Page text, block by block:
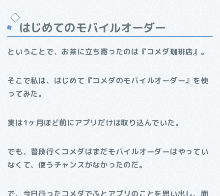
はじめてのモバイルオーダー
ということで、お茶に立ち寄ったのは『コメダ珈琲店』。
そこで私は、はじめて『コメダのモバイルオーダー』を使
ってみた。
実は1ヶ月ほど前にアプリだけは取り込んでいた。
でも、普段行くコメダはまだモバイルオーダーはやってい
なくて、使うチャンスがなかったのだ。
で、今日行ったコメダでふとアプリのことを思い出し、面